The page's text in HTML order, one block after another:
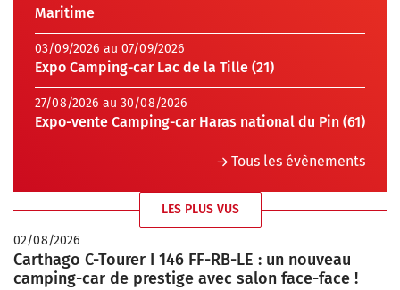
Maritime
03/09/2026 au 07/09/2026
Expo Camping-car Lac de la Tille (21)
27/08/2026 au 30/08/2026
Expo-vente Camping-car Haras national du Pin (61)
Tous les évènements
LES PLUS VUS
02/08/2026
Carthago C-Tourer I 146 FF-RB-LE : un nouveau
camping-car de prestige avec salon face-face !